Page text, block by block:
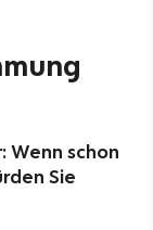
Wenn schon
Sie